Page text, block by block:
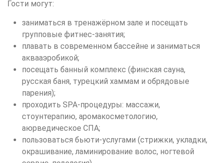
Гости могут:
заниматься в тренажёрном зале и посещать
групповые фитнес-занятия;
плавать в современном бассейне и заниматься
аквааэробикой;
посещать банный комплекс (финская сауна,
русская баня, турецкий хаммам и обрядовые
парения);
проходить SPA-процедуры: массажи,
стоунтерапию, аромакосметологию,
аюрведическое СПА;
пользоваться бьюти-услугами (стрижки, укладки,
окрашивание, ламинирование волос, ногтевой